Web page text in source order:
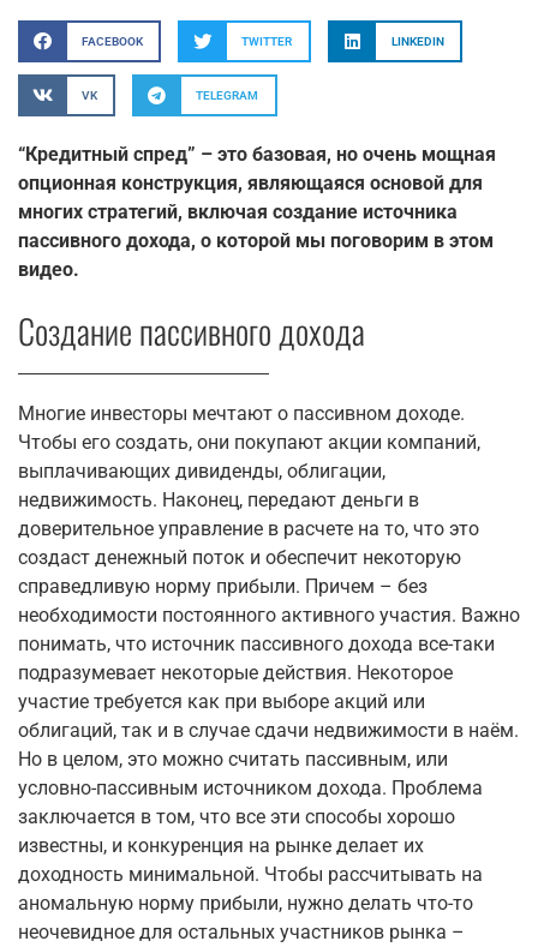
FACEBOOK TWITTER LINKEDIN
VK TELEGRAM
“Кредитный спред” – это базовая, но очень мощная
опционная конструкция, являющаяся основой для
многих стратегий, включая создание источника
пассивного дохода, о которой мы поговорим в этом
видео.
Создание пассивного дохода
Многие инвесторы мечтают о пассивном доходе.
Чтобы его создать, они покупают акции компаний,
выплачивающих дивиденды, облигации,
недвижимость. Наконец, передают деньги в
доверительное управление в расчете на то, что это
создаст денежный поток и обеспечит некоторую
справедливую норму прибыли. Причем – без
необходимости постоянного активного участия. Важно
понимать, что источник пассивного дохода все-таки
подразумевает некоторые действия. Некоторое
участие требуется как при выборе акций или
облигаций, так и в случае сдачи недвижимости в наём.
Но в целом, это можно считать пассивным, или
условно-пассивным источником дохода. Проблема
заключается в том, что все эти способы хорошо
известны, и конкуренция на рынке делает их
доходность минимальной. Чтобы рассчитывать на
аномальную норму прибыли, нужно делать что-то
неочевидное для остальных участников рынка –